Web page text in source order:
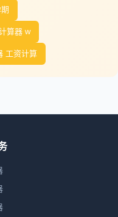
算器 w
工资计算